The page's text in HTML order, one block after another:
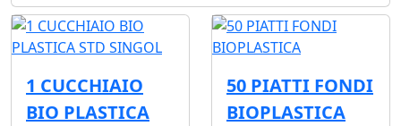
1 CUCCHIAIO
BIO PLASTICA
50 PIATTI FONDI
BIOPLASTICA